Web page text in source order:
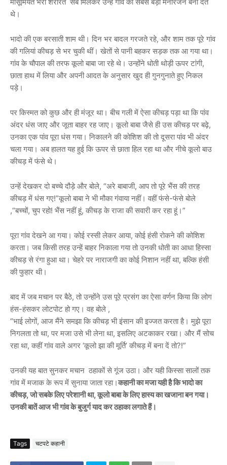
थे।
भादो की एक बरसाती शाम थी। दिन भर बादल गरजते रहे, और शाम तक पूरे गांव
की गलियां कीचड़ से भर चुकी थीं। खेतों से पानी बहकर सड़क तक आ गया था।
गांव के चौपाल की तरफ कूलो बाबा जा रहे थे। उन्होंने धोती थोड़ी ऊपर टांगी,
छाता हाथ में लिया और अपनी आदत के अनुसार खुद ही गुनगुनाते हुए निकल
पड़े।
पर किस्मत को कुछ और ही मंजूर था। बीच गली में ऐसा कीचड़ पड़ा था कि पांव
अंदर धंस जाए और जूता बाहर रह जाए। कूलो बाबा जैसे ही उस कीचड़ पर बढ़े,
उनका एक पांव पूरा धंस गया। निकालने की कोशिश की तो दूसरा पांव भी अंदर
चला गया। अब हालत यह हुई कि ऊपर से छाता हिल रहा था और नीचे कूलो बाउ
कीचड़ में फंसे थे।
उन्हें देखकर दो बच्चे दौड़े और बोले, “अरे बाबाजी, आप तो पूरे भैंस की तरह
कीचड़ में धंस गए!”कूलो बाबा ने भी मौका गंवाया नहीं। वहीं फंसे-फंसे बोले
,“बच्चों, चुप रहो! भैंस नहीं हूं, कीचड़ के राजा की सवारी कर रहा हूं।”
पूरा गांव देखने आ गया। कोई रस्सी लेकर आया, कोई हंसी रोकने की कोशिश
करता। जब किसी तरह उन्हें बाहर निकाला गया तो उनकी धोती का आधा हिस्सा
कीचड़ से रंगा हुआ था। चेहरे पर नाराजगी का कोई निशान नहीं था, बल्कि हंसी
की फुहार थी।
बाद में जब मचान पर बैठे, तो उन्होंने उस पूरे प्रसंग का ऐसा वर्णन किया कि लोग
हंस-हंसकर लोटपोट हो गए। वह बोले ,
“भाई लोगों, आज मैंने समझा कि कीचड़ भी इंसान की इज्जत करता है। मुझे पूरा
निगलता तो था, पर मजा उसे भी लेना था, इसलिए अटकाकर रखा। और मैं सोच
रहा था, कहीं गांव वाले अगर ‘कूलो झा की मूर्ति’ कीचड़ में बना दें तो?!”
उनकी यह बात सुनकर मचान ठहाकों से गूंज उठा। और यही किस्सा सालों तक
गांव में मजाक के रूप में सुनाया जाता रहा।कहानी का मजा यही है कि भादो का
कीचड़, जो सबके लिए परेशानी था, कूलो बाबा के लिए हास्य का खजाना बन गया।
उनकी बातें आज भी गांव के बुजुर्ग याद कर ठहाका लगाते हैं।
Tags चटपटे कहानी